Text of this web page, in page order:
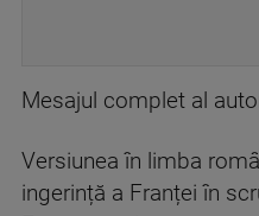
Mesajul complet al
Versiunea în limba
ingerință a Franței în